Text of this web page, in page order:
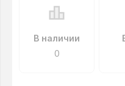
В наличии
0